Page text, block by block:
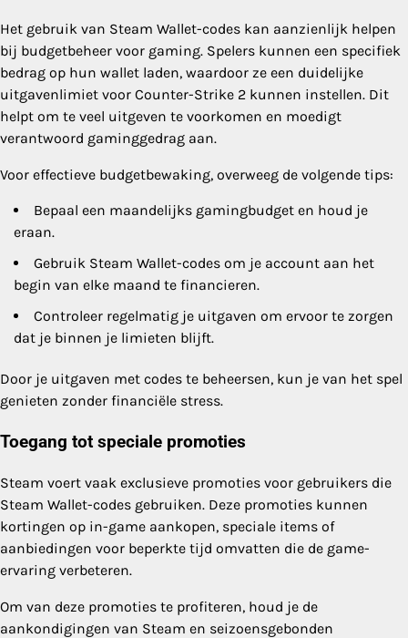
Het gebruik van Steam Wallet-codes kan aanzienlijk helpen
bij budgetbeheer voor gaming. Spelers kunnen een specifiek
bedrag op hun wallet laden, waardoor ze een duidelijke
uitgavenlimiet voor Counter-Strike 2 kunnen instellen. Dit
helpt om te veel uitgeven te voorkomen en moedigt
verantwoord gaminggedrag aan.
Voor effectieve budgetbewaking, overweeg de volgende tips:
Bepaal een maandelijks gamingbudget en houd je
eraan.
Gebruik Steam Wallet-codes om je account aan het
begin van elke maand te financieren.
Controleer regelmatig je uitgaven om ervoor te zorgen
dat je binnen je limieten blijft.
Door je uitgaven met codes te beheersen, kun je van het spel
genieten zonder financiële stress.
Toegang tot speciale promoties
Steam voert vaak exclusieve promoties voor gebruikers die
Steam Wallet-codes gebruiken. Deze promoties kunnen
kortingen op in-game aankopen, speciale items of
aanbiedingen voor beperkte tijd omvatten die de game-
ervaring verbeteren.
Om van deze promoties te profiteren, houd je de
aankondigingen van Steam en seizoensgebonden